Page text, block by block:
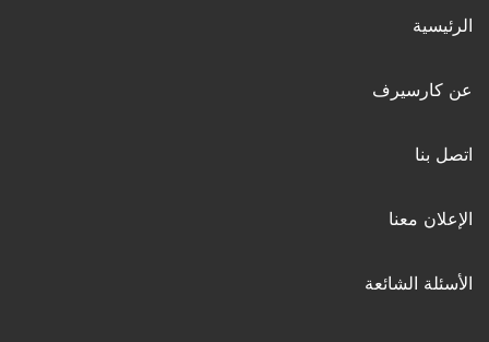
الرئيسية
عن كارسيرف
اتصل بنا
الإعلان معنا
الأسئلة الشائعة